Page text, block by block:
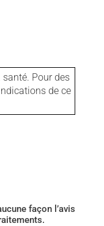
Pour des
de ce
façon l’avis